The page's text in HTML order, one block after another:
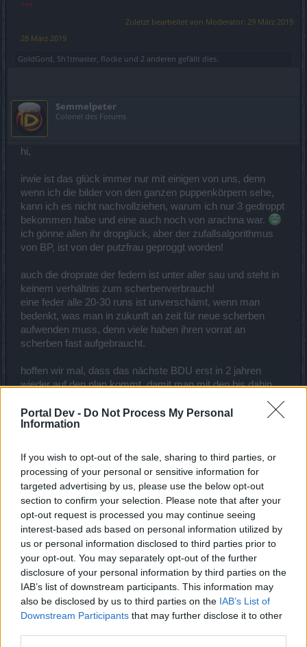
Portal Dev - Do Not Process My Personal
Information
If you wish to opt-out of the sale, sharing to third parties, or
processing of your personal or sensitive information for
targeted advertising by us, please use the below opt-out
section to confirm your selection. Please note that after your
opt-out request is processed you may continue seeing
interest-based ads based on personal information utilized by
us or personal information disclosed to third parties prior to
your opt-out. You may separately opt-out of the further
disclosure of your personal information by third parties on the
IAB’s list of downstream participants. This information may
also be disclosed by us to third parties on the IAB’s List of
Downstream Participants that may further disclose it to other
***
Zuletzt bearbeitet von Moderator: 29 März 2019
28 März 2019
GoldGord Sh1tmaster flocke und 2 anderen gefällt dies.
Semmelpeter
Colonel des Forums
hi,
irwie ist das glück immer nur mit einigen von uns, denn
wenn ich die bilder von den ganzen puppenkörpern sehe,
kann ich es nicht nachvollziehen, warum ich nur 3 gedroppt
bekommen habe und eine auch noch von arachna war.
ich gönne allen ihr dropglück, aber der zufallsalgorithmus
von BP, ist von der putzfrau geproggt worden!
auch die droprate der federn ist unter aller sau und steht in
keinem verhältnis zum scherbenverbrauch!
eine feder alle 20-30 runs ist unverschämt, wenn man
bedenkt, was man in zukunft an zeit für neue scherben
aufwenden muss, denn viele haben ihren vorrat an
scherben fast aufgebraucht.
hoffen wir mal, dass das nächste BDU erst in 2 jahren
wieder auf den plan kommt, damit man mit den bis dahin
bekommt.
scherbenvorrat, spass an diesem event haben.
es lebe der metal